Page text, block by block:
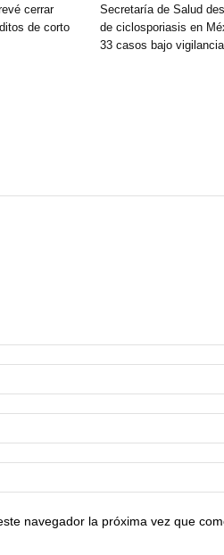
cerrar
de corto
Secretaría de Salud
de ciclosporiasis en
33 casos bajo vigilancia
navegador la próxima vez que